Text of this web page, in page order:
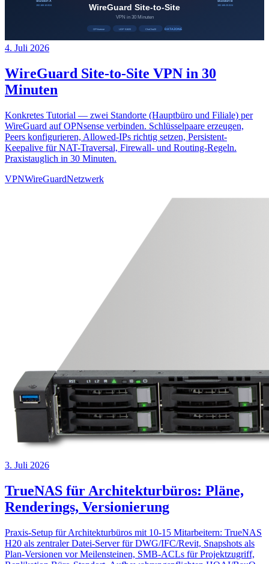
4. Juli 2026
WireGuard Site-to-Site VPN in 30
Minuten
Konkretes Tutorial — zwei Standorte (Hauptbüro und Filiale) per
WireGuard auf OPNsense verbinden. Schlüsselpaare erzeugen,
Peers konfigurieren, Allowed-IPs richtig setzen, Persistent-
Keepalive für NAT-Traversal, Firewall- und Routing-Regeln.
Praxistauglich in 30 Minuten.
VPNWireGuardNetzwerk
3. Juli 2026
TrueNAS für Architekturbüros: Pläne,
Renderings, Versionierung
Praxis-Setup für Architekturbüros mit 10-15 Mitarbeitern: TrueNAS
H20 als zentraler Datei-Server für DWG/IFC/Revit, Snapshots als
Plan-Versionen vor Meilensteinen, SMB-ACLs für Projektzugriff,